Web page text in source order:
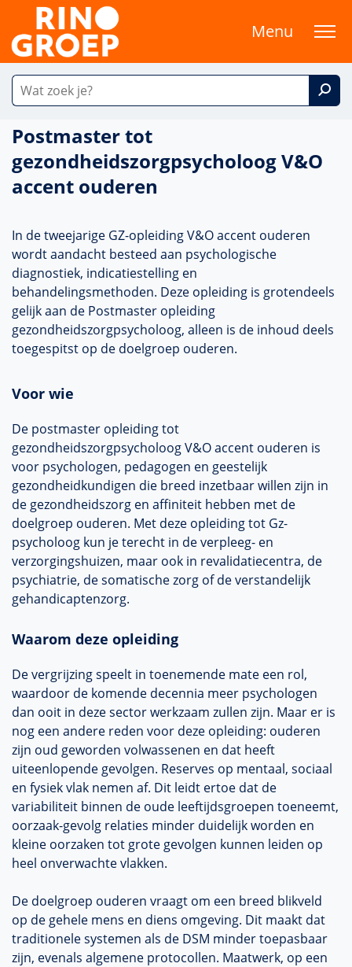
Menu
Postmaster tot
gezondheidszorgpsycholoog V&O
accent ouderen
In de tweejarige GZ-opleiding V&O accent ouderen
wordt aandacht besteed aan psychologische
diagnostiek, indicatiestelling en
behandelingsmethoden. Deze opleiding is grotendeels
gelijk aan de Postmaster opleiding
gezondheidszorgpsycholoog, alleen is de inhoud deels
toegespitst op de doelgroep ouderen.
Voor wie
De postmaster opleiding tot
gezondheidszorgpsycholoog V&O accent ouderen is
voor psychologen, pedagogen en geestelijk
gezondheidkundigen die breed inzetbaar willen zijn in
de gezondheidszorg en affiniteit hebben met de
doelgroep ouderen. Met deze opleiding tot Gz-
psycholoog kun je terecht in de verpleeg- en
verzorgingshuizen, maar ook in revalidatiecentra, de
psychiatrie, de somatische zorg of de verstandelijk
gehandicaptenzorg.​​​​​
Waarom deze opleiding
De vergrijzing speelt in toenemende mate een rol,
waardoor de komende decennia meer psychologen
dan ooit in deze sector werkzaam zullen zijn. Maar er is
nog een andere reden voor deze opleiding: ouderen
zijn oud geworden volwassenen en dat heeft
uiteenlopende gevolgen. Reserves op mentaal, sociaal
en fysiek vlak nemen af. Dit leidt ertoe dat de
variabiliteit binnen de oude leeftijdsgroepen toeneemt,
oorzaak-gevolg relaties minder duidelijk worden en
kleine oorzaken tot grote gevolgen kunnen leiden op
heel onverwachte vlakken.
De doelgroep ouderen vraagt om een breed blikveld
op de gehele mens en diens omgeving. Dit maakt dat
traditionele systemen als de DSM minder toepasbaar
zijn, evenals algemene protocollen. Maatwerk, op een